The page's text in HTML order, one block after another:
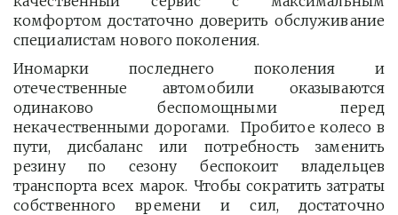
комфортом достаточно доверить обслуживание
специалистам нового поколения.
Иномарки последнего поколения и
отечественные автомобили оказываются
одинаково беспомощными перед
некачественными дорогами. Пробитое колесо в
пути, дисбаланс или потребность заменить
резину по сезону беспокоит владельцев
транспорта всех марок. Чтобы сократить затраты
собственного времени и сил, достаточно